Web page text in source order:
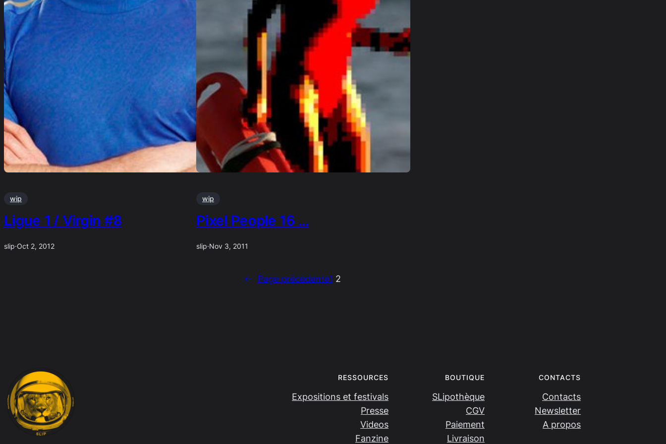
wip
Ligue 1 / Virgin #8
slip·Oct 2, 2012
wip
Pixel People 16 …
slip·Nov 3, 2011
← Page précédente1 2
RESSOURCES
Expositions et festivals
Presse
Videos
Fanzine
BOUTIQUE
SLipothèque
CGV
Paiement
Livraison
CONTACTS
Contacts
Newsletter
A propos